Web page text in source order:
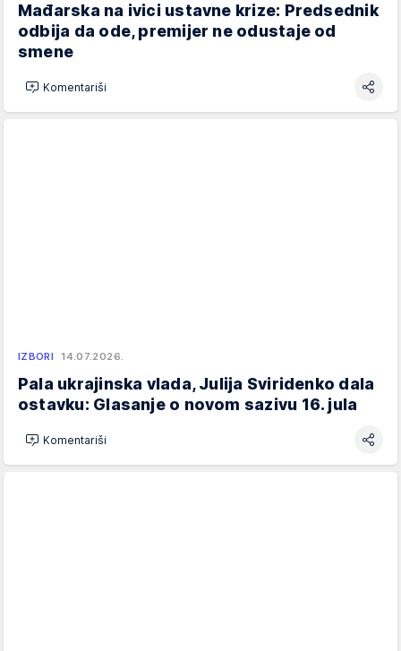
Mađarska na ivici ustavne krize: Predsednik
odbija da ode, premijer ne odustaje od
smene
Komentariši
IZBORI 14.07.2026.
Pala ukrajinska vlada, Julija Sviridenko dala
ostavku: Glasanje o novom sazivu 16. jula
Komentariši